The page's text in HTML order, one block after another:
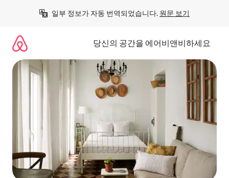
일부 정보가 자동 번역되었습니다. 원문 보기
당신의 공간을 에어비앤비하세요